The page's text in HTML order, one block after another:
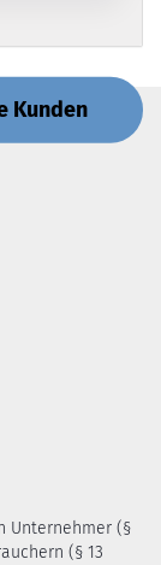
Kunden
Unternehmer (§
(§ 13